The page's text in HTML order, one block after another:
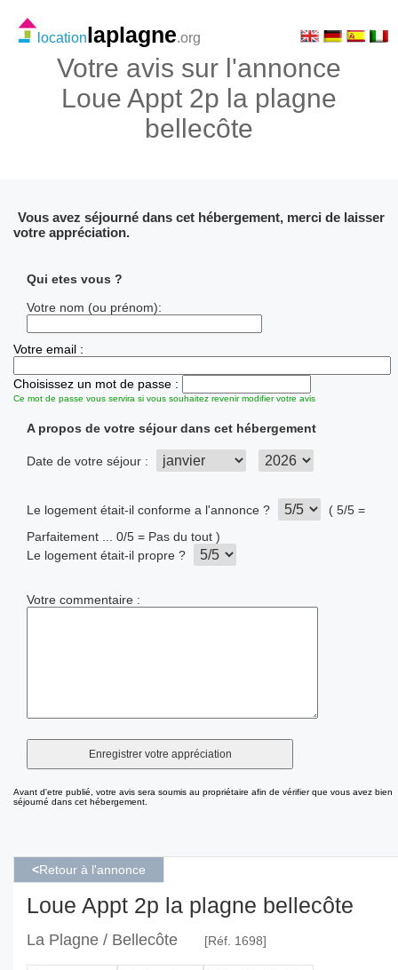
Votre avis sur l'annonce
Loue Appt 2p la plagne
bellecôte
locationlaplagne.org
Vous avez séjourné dans cet hébergement, merci de laisser
votre appréciation.
Qui etes vous ?
Votre nom (ou prénom):
Votre email :
Choisissez un mot de passe :
Ce mot de passe vous servira si vous souhaitez revenir modifier votre avis
A propos de votre séjour dans cet hébergement
Date de votre séjour :
Le logement était-il conforme a l'annonce ?
( 5/5 =
Parfaitement ... 0/5 = Pas du tout )
Le logement était-il propre ?
Votre commentaire :
Avant d'etre publié, votre avis sera soumis au propriétaire afin de vérifier que vous avez bien
séjourné dans cet hébergement.
<Retour à l'annonce
Loue Appt 2p la plagne bellecôte
La Plagne / Bellecôte [Réf. 1698]